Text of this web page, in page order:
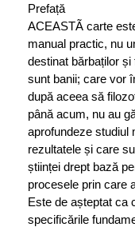
Prefață
ACEASTÃ carte
manual practic, nu
destinat bărbaților
sunt banii; care vor
după aceea să
până acum, nu au
aprofundeze studiul
rezultatele și care
științei drept bază
procesele prin care
Este de așteptat ca
specificările